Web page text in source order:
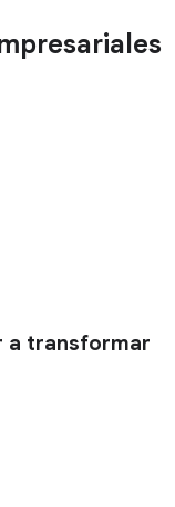
a transformar